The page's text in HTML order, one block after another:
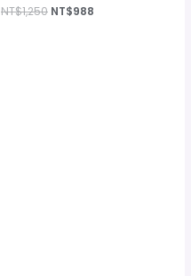
NT$1,250 NT$988